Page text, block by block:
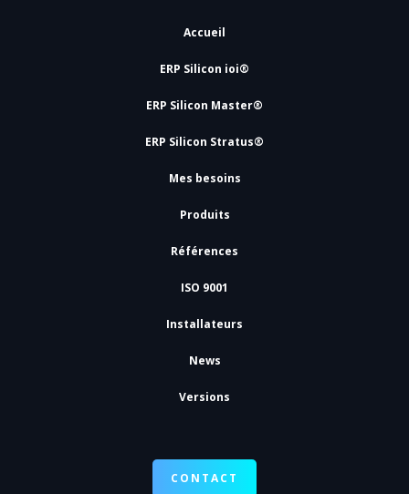
Accueil
ERP Silicon ioi®
ERP Silicon Master®
ERP Silicon Stratus®
Mes besoins
Produits
Références
ISO 9001
Installateurs
News
Versions
CONTACT